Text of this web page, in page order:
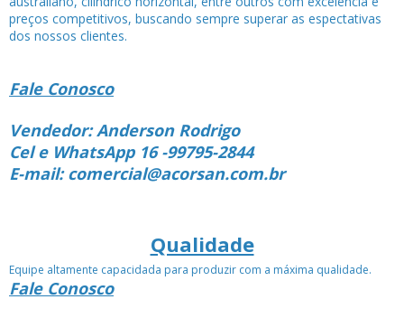
preços competitivos, buscando sempre superar as espectativas
dos nossos clientes.
Fale Conosco
Vendedor: Anderson Rodrigo
Cel e WhatsApp 16 -99795-2844
E-mail: comercial@acorsan.com.br
Qualidade
Equipe altamente capacidada para produzir com a máxima qualidade.
Fale Conosco